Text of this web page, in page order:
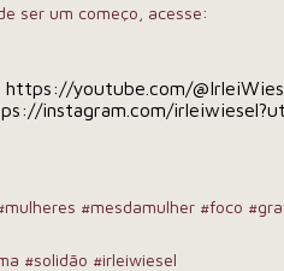
ser um começo, acesse:
https://youtube.com/
instagram.com/
#mesdamulher #foco
#solidão #irleiwiesel